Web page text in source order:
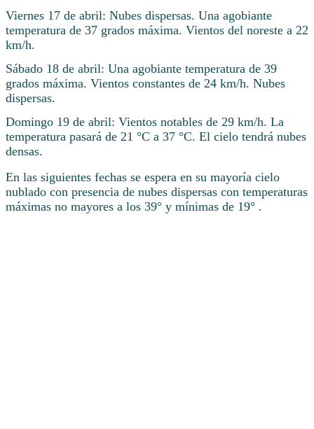
Viernes 17 de abril: Nubes dispersas. Una agobiante
temperatura de 37 grados máxima. Vientos del noreste a 22
km/h.
Sábado 18 de abril: Una agobiante temperatura de 39
grados máxima. Vientos constantes de 24 km/h. Nubes
dispersas.
Domingo 19 de abril: Vientos notables de 29 km/h. La
temperatura pasará de 21 °C a 37 °C. El cielo tendrá nubes
densas.
En las siguientes fechas se espera en su mayoría cielo
nublado con presencia de nubes dispersas con temperaturas
máximas no mayores a los 39° y mínimas de 19° .